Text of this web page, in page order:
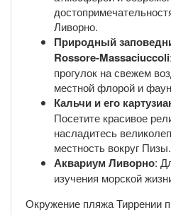
Ливорно.
Природный
Rossore-Massaciuccoli
прогулок на свежем
местной флорой и
Кальчи и его
Посетите красивое
насладитесь
местность вокруг Пизы.
Аквариум Ливорно:
изучения морской
Окружение пляжа Тиррении